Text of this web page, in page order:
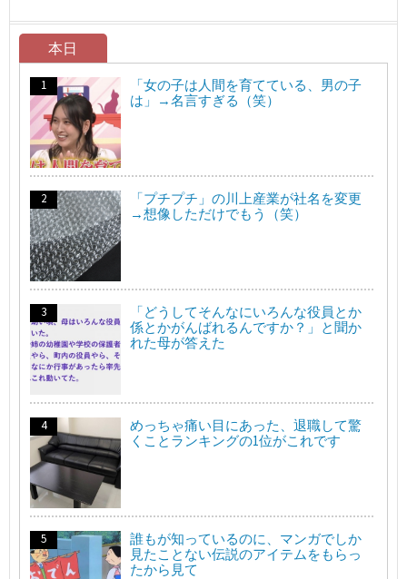
本日
「女の子は人間を育てている、男の子
は」→名言すぎる（笑）
「プチプチ」の川上産業が社名を変更
→想像しただけでもう（笑）
「どうしてそんなにいろんな役員とか
係とかがんばれるんですか？」と聞か
れた母が答えた
めっちゃ痛い目にあった、退職して驚
くことランキングの1位がこれです
誰もが知っているのに、マンガでしか
見たことない伝説のアイテムをもらっ
たから見て